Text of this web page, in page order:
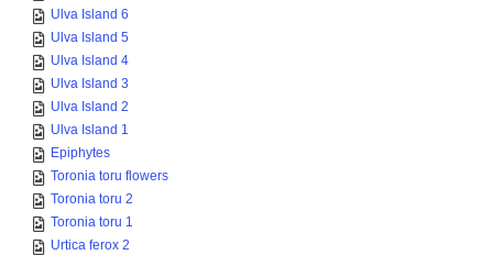
Ulva Island 6
Ulva Island 5
Ulva Island 4
Ulva Island 3
Ulva Island 2
Ulva Island 1
Epiphytes
Toronia toru flowers
Toronia toru 2
Toronia toru 1
Urtica ferox 2